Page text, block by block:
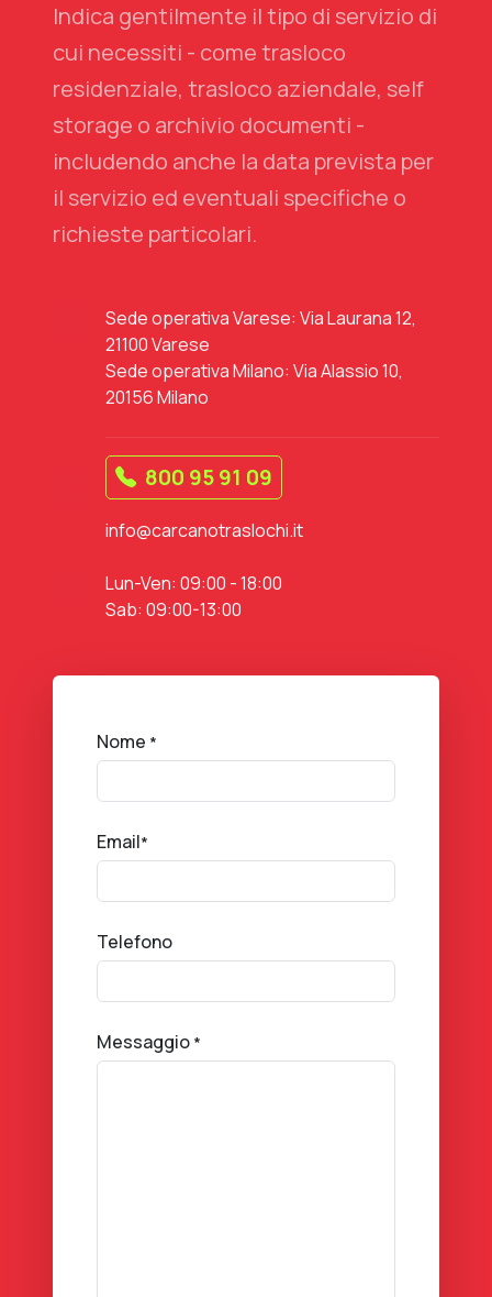
Indica gentilmente il tipo di servizio di
cui necessiti - come trasloco
residenziale, trasloco aziendale, self
storage o archivio documenti -
includendo anche la data prevista per
il servizio ed eventuali specifiche o
richieste particolari.
Sede operativa Varese: Via Laurana 12,
21100 Varese
Sede operativa Milano: Via Alassio 10,
20156 Milano
800 95 91 09
info@carcanotraslochi.it
Lun-Ven: 09:00 - 18:00
Sab: 09:00-13:00
Nome *
Email*
Telefono
Messaggio *